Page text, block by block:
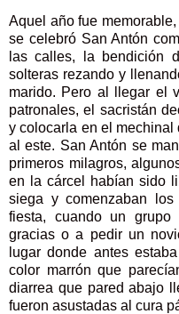
Aquel año fue
se celebró San Antón
las calles, la bendición
solteras rezando y
marido. Pero al llegar el
patronales, el sacristán
y colocarla en el mechinal
al este. San Antón se
primeros milagros,
en la cárcel habían sido
siega y comenzaban
fiesta, cuando un
gracias o a pedir un
lugar donde antes
color marrón que
diarrea que pared abajo
fueron asustadas al cura